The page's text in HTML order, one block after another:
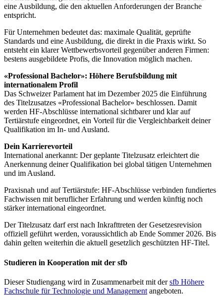
eine Ausbildung, die den aktuellen Anforderungen der Branche
entspricht.
Für Unternehmen bedeutet das: maximale Qualität, geprüfte
Standards und eine Ausbildung, die direkt in die Praxis wirkt. So
entsteht ein klarer Wettbewerbsvorteil gegenüber anderen Firmen:
bestens ausgebildete Profis, die Innovation möglich machen.
«Professional Bachelor»: Höhere Berufsbildung mit
internationalem Profil
Das Schweizer Parlament hat im Dezember 2025 die Einführung
des Titelzusatzes «Professional Bachelor» beschlossen. Damit
werden HF-Abschlüsse international sichtbarer und klar auf
Tertiärstufe eingeordnet, ein Vorteil für die Vergleichbarkeit deiner
Qualifikation im In- und Ausland.
Dein Karrierevorteil
International anerkannt: Der geplante Titelzusatz erleichtert die
Anerkennung deiner Qualifikation bei global tätigen Unternehmen
und im Ausland.
Praxisnah und auf Tertiärstufe: HF-Abschlüsse verbinden fundiertes
Fachwissen mit beruflicher Erfahrung und werden künftig noch
stärker international eingeordnet.
Der Titelzusatz darf erst nach Inkrafttreten der Gesetzesrevision
offiziell geführt werden, voraussichtlich ab Ende Sommer 2026. Bis
dahin gelten weiterhin die aktuell gesetzlich geschützten HF-Titel.
Studieren in Kooperation mit der sfb
Dieser Studiengang wird in Zusammenarbeit mit dersfb Höhere
Fachschule für Technologie und Management angeboten.